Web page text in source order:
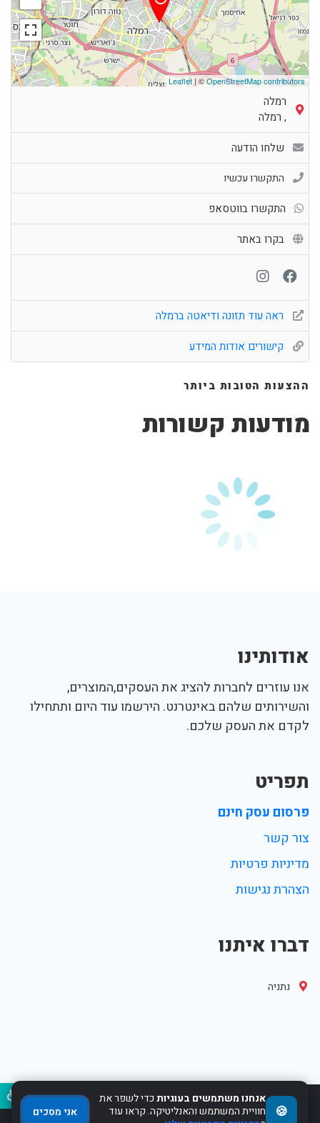
Leaflet| ©OpenStreetMap contributors
רמלה
, רמלה
שלחו הודעה
התקשרו עכשיו
התקשרו בווטסאפ
בקרו באתר
ראה עוד תזונה ודיאטה ברמלה
קישורים אודות המידע
ההצעות הטובות ביותר
מודעות קשורות
אודותינו
אנו עוזרים לחברות להציג את העסקים,המוצרים,
והשירותים שלהם באינטרנט. הירשמו עוד היום ותתחילו
לקדם את העסק שלכם.
תפריט
פרסום עסק חינם
צור קשר
מדיניות פרטיות
הצהרת נגישות
דברו איתנו
נתניה
2017-2022 Powered by WebHit.co.il 🍪
אנחנו משתמשים בעוגיותכדי לשפר את
חוויית המשתמש והאנליטיקה. קראו עוד
אני מסכים